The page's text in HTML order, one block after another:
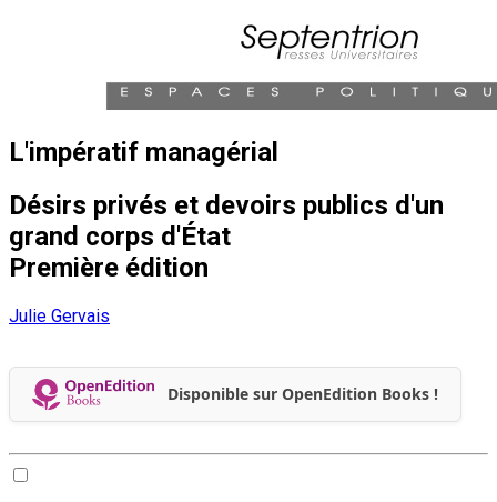
L'impératif managérial
Désirs privés et devoirs publics d'un
grand corps d'État
Première édition
Julie Gervais
Disponible sur OpenEdition Books !